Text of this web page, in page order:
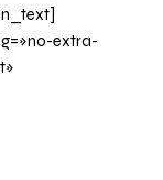
extra-